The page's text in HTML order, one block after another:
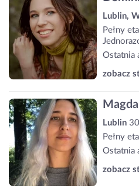
Lublin,
Pełny
Ostatnia
zobacz
Lublin
Pełny
Ostatnia
zobacz